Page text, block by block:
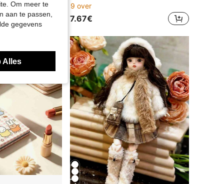
9 over
7.67€
Om meer te
aan te passen,
gegevens
Alles